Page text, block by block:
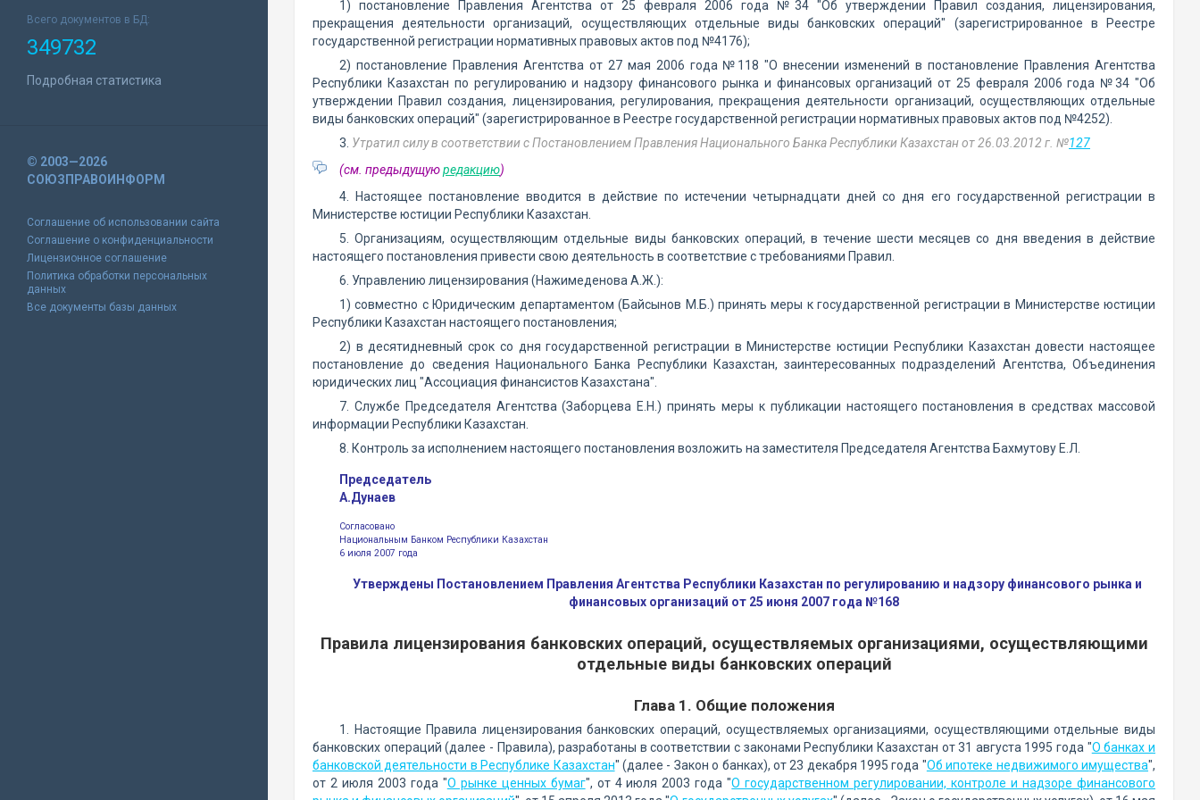
Всего документов в БД:
349732
Подробная статистика
© 2003—2026
СОЮЗПРАВОИНФОРМ
Соглашение об использовании сайта
Соглашение о конфиденциальности
Лицензионное соглашение
Политика обработки персональных
данных
Все документы базы данных
1) постановление Правления Агентства от 25 февраля 2006 года №34 "Об утверждении Правил создания, лицензирования,
прекращения деятельности организаций, осуществляющих отдельные виды банковских операций" (зарегистрированное в Реестре
государственной регистрации нормативных правовых актов под №4176);
2) постановление Правления Агентства от 27 мая 2006 года №118 "О внесении изменений в постановление Правления Агентства
Республики Казахстан по регулированию и надзору финансового рынка и финансовых организаций от 25 февраля 2006 года №34 "Об
утверждении Правил создания, лицензирования, регулирования, прекращения деятельности организаций, осуществляющих отдельные
виды банковских операций" (зарегистрированное в Реестре государственной регистрации нормативных правовых актов под №4252).
3. Утратил силу в соответствии с Постановлением Правления Национального Банка Республики Казахстан от 26.03.2012 г. №127
(см. предыдущуюредакцию)
4. Настоящее постановление вводится в действие по истечении четырнадцати дней со дня его государственной регистрации в
Министерстве юстиции Республики Казахстан.
5. Организациям, осуществляющим отдельные виды банковских операций, в течение шести месяцев со дня введения в действие
настоящего постановления привести свою деятельность в соответствие с требованиями Правил.
6. Управлению лицензирования (Нажимеденова А.Ж.):
1) совместно с Юридическим департаментом (Байсынов М.Б.) принять меры к государственной регистрации в Министерстве юстиции
Республики Казахстан настоящего постановления;
2) в десятидневный срок со дня государственной регистрации в Министерстве юстиции Республики Казахстан довести настоящее
постановление до сведения Национального Банка Республики Казахстан, заинтересованных подразделений Агентства, Объединения
юридических лиц "Ассоциация финансистов Казахстана".
7. Службе Председателя Агентства (Заборцева Е.Н.) принять меры к публикации настоящего постановления в средствах массовой
информации Республики Казахстан.
8. Контроль за исполнением настоящего постановления возложить на заместителя Председателя Агентства Бахмутову Е.Л.
Председатель
А.Дунаев
Согласовано
Национальным Банком Республики Казахстан
6 июля 2007 года
Утверждены Постановлением Правления Агентства Республики Казахстан по регулированию и надзору финансового рынка и
финансовых организаций от 25 июня 2007 года №168
Правила лицензирования банковских операций, осуществляемых организациями, осуществляющими
отдельные виды банковских операций
Глава 1. Общие положения
1. Настоящие Правила лицензирования банковских операций, осуществляемых организациями, осуществляющими отдельные виды
банковских операций (далее - Правила), разработаны в соответствии с законами Республики Казахстан от 31 августа 1995 года "О банках и
банковской деятельности в Республике Казахстан" (далее - Закон о банках), от 23 декабря 1995 года "Об ипотеке недвижимого имущества",
от 2 июля 2003 года "О рынке ценных бумаг", от 4 июля 2003 года "О государственном регулировании, контроле и надзоре финансового